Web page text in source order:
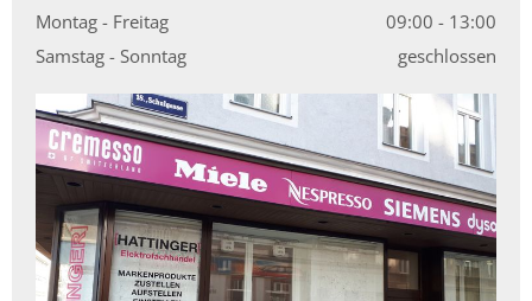
Montag - Freitag
09:00 - 13:00
Samstag - Sonntag
geschlossen